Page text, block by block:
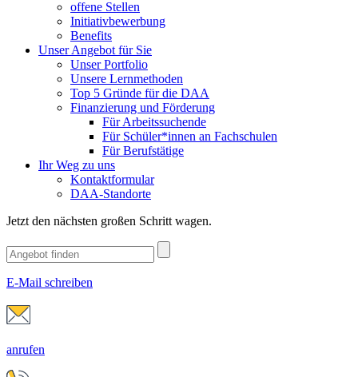
offene Stellen
Initiativbewerbung
Benefits
Unser Angebot für Sie
Unser Portfolio
Unsere Lernmethoden
Top 5 Gründe für die DAA
Finanzierung und Förderung
Für Arbeitssuchende
Für Schüler*innen an Fachschulen
Für Berufstätige
Ihr Weg zu uns
Kontaktformular
DAA-Standorte
Jetzt den nächsten großen Schritt wagen.
E-Mail schreiben
anrufen